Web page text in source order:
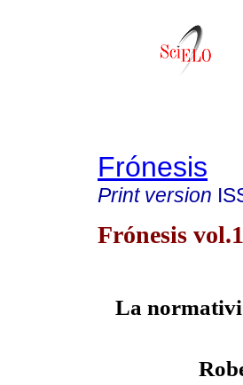
Frónesis
Print version
Frónesis
La